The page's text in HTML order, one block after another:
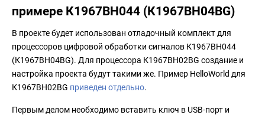
примере К1967ВН044 (К1967ВН04BG)
В проекте будет использован отладочный комплект для
процессоров цифровой обработки сигналов К1967ВН044
(К1967ВН04BG). Для процессора К1967ВН02BG создание и
настройка проекта будут такими же. Пример HelloWorld для
К1967ВН02BG приведен отдельно.
Первым делом необходимо вставить ключ в USB-порт и